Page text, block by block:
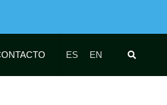
ES EN